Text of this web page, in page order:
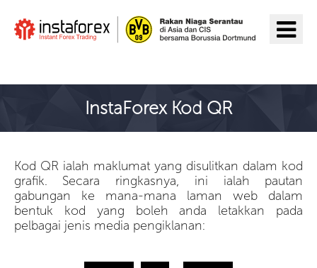
InstaForex Kod QR
Kod QR ialah maklumat yang disulitkan dalam kod
grafik. Secara ringkasnya, ini ialah pautan
gabungan ke mana-mana laman web dalam
bentuk kod yang boleh anda letakkan pada
pelbagai jenis media pengiklanan: